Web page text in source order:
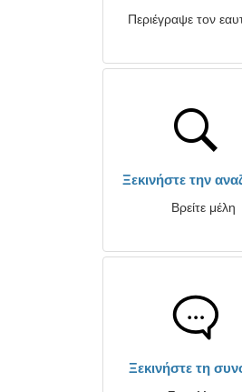
Περιέγραψε τον
Ξεκινήστε την
Βρείτε μέλη
Ξεκινήστε τη